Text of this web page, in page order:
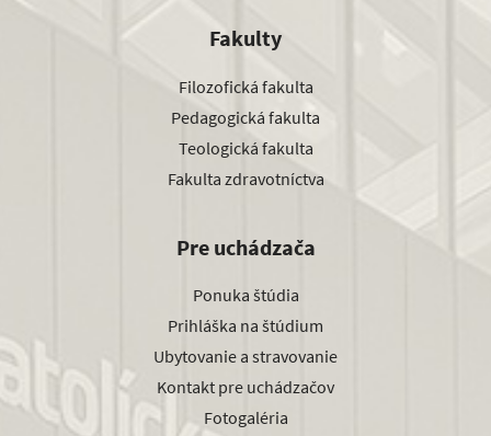
Fakulty
Filozofická fakulta
Pedagogická fakulta
Teologická fakulta
Fakulta zdravotníctva
Pre uchádzača
Ponuka štúdia
Prihláška na štúdium
Ubytovanie a stravovanie
Kontakt pre uchádzačov
Fotogaléria